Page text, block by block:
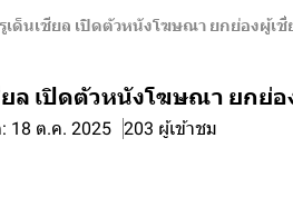
เด็นเชียล เปิดตัวหนังโฆษณา ยกย่องผู้เ
ล เปิดตัวหนังโฆษณา ยกย่
18 ต.ค. 2025 203 ผู้เข้าชม